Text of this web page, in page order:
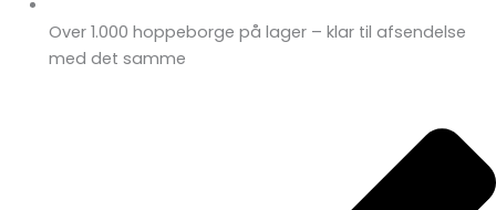
Over 1.000 hoppeborge på lager – klar til afsendelse
med det samme